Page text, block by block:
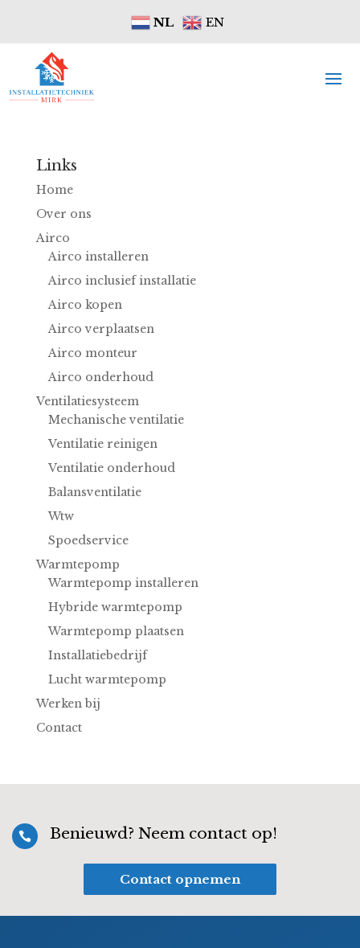
NL EN
Links
Home
Over ons
Airco
Airco installeren
Airco inclusief installatie
Airco kopen
Airco verplaatsen
Airco monteur
Airco onderhoud
Ventilatiesysteem
Mechanische ventilatie
Ventilatie reinigen
Ventilatie onderhoud
Balansventilatie
Wtw
Spoedservice
Warmtepomp
Warmtepomp installeren
Hybride warmtepomp
Warmtepomp plaatsen
Installatiebedrijf
Lucht warmtepomp
Werken bij
Contact
 Benieuwd? Neem contact op!
Contact opnemen